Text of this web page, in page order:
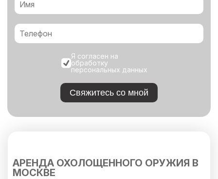
Я согласен на
обработку
персональных данных
Свяжитесь со мной
АРЕНДА ОХОЛОЩЕННОГО ОРУЖИЯ В
МОСКВЕ